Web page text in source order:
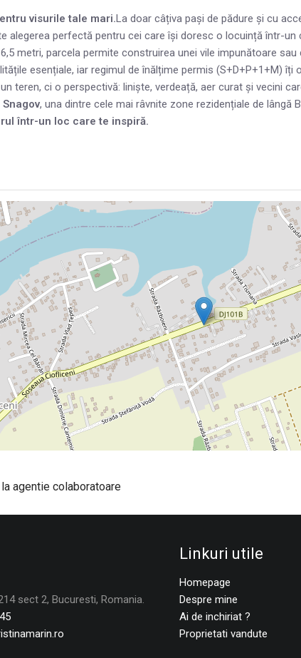
visurile tale mari.La doar câțiva pași de pădure și cu
alegerea perfectă pentru cei care își doresc o locuință într-un
metri, parcela permite construirea unei vile impunătoare
esențiale, iar regimul de înălțime permis (S+D+P+1+M) îți
teren, ci o perspectivă: liniște, verdeață, aer curat și vecini
, una dintre cele mai râvnite zone rezidențiale de lângă
într-un loc care te inspiră.
agentie colaboratoare
sect 2, Bucuresti, Romania.
Linkuri utile
Homepage
Despre mine
Ai de inchiriat ?
Proprietati vandute